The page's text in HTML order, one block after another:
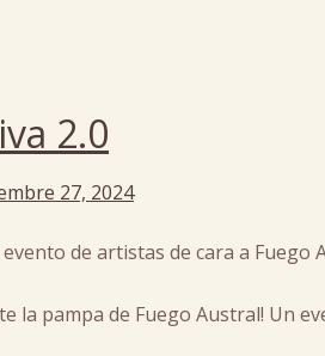
2.0
27, 2024by
de artistas de cara a Fuego
la pampa de Fuego Austral! Un